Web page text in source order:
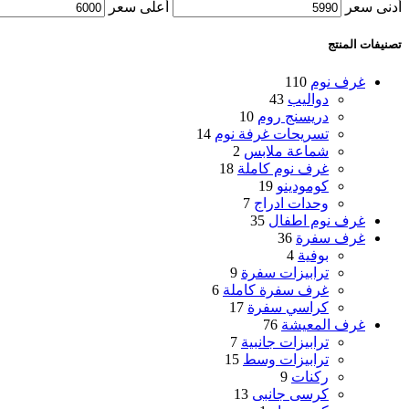
أدنى سعر أعلى سعر
تصنيفات المنتج
غرف نوم 110
دواليب 43
دريسنج روم 10
تسريحات غرفة نوم 14
شماعة ملابس 2
غرف نوم كاملة 18
كومودينو 19
وحدات ادراج 7
غرف نوم اطفال 35
غرف سفرة 36
بوفية 4
ترابيزات سفرة 9
غرف سفرة كاملة 6
كراسي سفرة 17
غرف المعيشة 76
ترابيزات جانبية 7
ترابيزات وسط 15
ركنات 9
كرسى جانبى 13